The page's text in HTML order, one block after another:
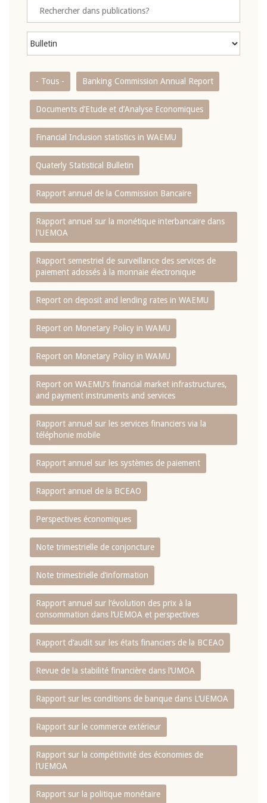
- Tous - Banking Commission Annual Report
Documents d’Etude et d’Analyse Economiques
Financial Inclusion statistics in WAEMU
Quaterly Statistical Bulletin
Rapport annuel de la Commission Bancaire
Rapport annuel sur la monétique interbancaire dans
l'UEMOA
Rapport semestriel de surveillance des services de
paiement adossés à la monnaie électronique
Report on deposit and lending rates in WAEMU
Report on Monetary Policy in WAMU
Report on Monetary Policy in WAMU
Report on WAEMU’s financial market infrastructures,
and payment instruments and services
Rapport annuel sur les services financiers via la
téléphonie mobile
Rapport annuel sur les systèmes de paiement
Rapport annuel de la BCEAO
Perspectives économiques
Note trimestrielle de conjoncture
Note trimestrielle d‘information
Rapport annuel sur l‘évolution des prix à la
consommation dans l‘UEMOA et perspectives
Rapport d‘audit sur les états financiers de la BCEAO
Revue de la stabilité financière dans l‘UMOA
Rapport sur les conditions de banque dans L‘UEMOA
Rapport sur le commerce extérieur
Rapport sur la compétitivité des économies de
l‘UEMOA
Rapport sur la politique monétaire